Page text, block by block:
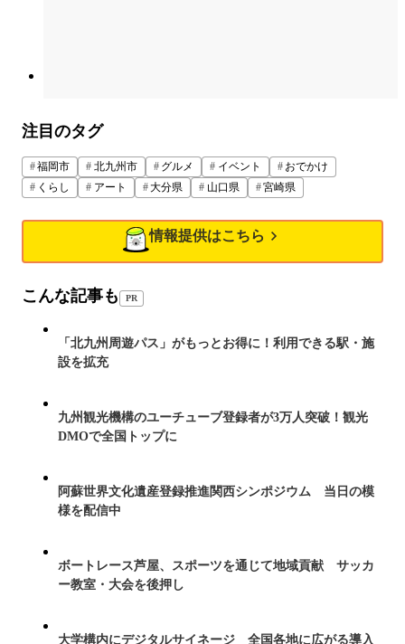
注目のタグ
福岡市 北九州市 グルメ イベント
おでかけ
くらし
アート 大分県 山口県 宮崎県
情報提供はこちら
こんな記事も PR
「北九州周遊パス」がもっとお得に！利用できる駅・施
設を拡充
九州観光機構のユーチューブ登録者が3万人突破！観光
DMOで全国トップに
阿蘇世界文化遺産登録推進関西シンポジウム 当日の模
様を配信中
ボートレース芦屋、スポーツを通じて地域貢献 サッカ
ー教室・大会を後押し
大学構内にデジタルサイネージ 全国各地に広がる導入